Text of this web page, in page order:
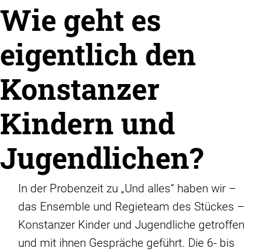
Wie geht es
eigentlich den
Konstanzer
Kindern und
Jugendlichen?
In der Probenzeit zu „Und alles“ haben wir –
das Ensemble und Regieteam des Stückes –
Konstanzer Kinder und Jugendliche getroffen
und mit ihnen Gespräche geführt. Die 6- bis